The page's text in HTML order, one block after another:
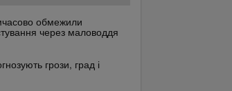
обмежили
через маловоддя
грози, град і